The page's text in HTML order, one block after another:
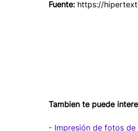
Fuente: https://
Tambien te puede
- Impresión de fotos